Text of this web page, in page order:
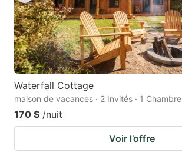
Waterfall Cottage
maison de vacances · 2 Invités · 1 Chambre
170 $ /nuit
Voir l’offre